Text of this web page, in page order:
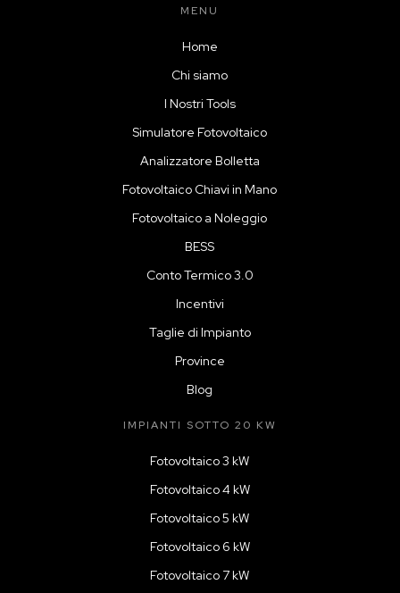
MENU
Home
Chi siamo
I Nostri Tools
Simulatore Fotovoltaico
Analizzatore Bolletta
Fotovoltaico Chiavi in Mano
Fotovoltaico a Noleggio
BESS
Conto Termico 3.0
Incentivi
Taglie di Impianto
Province
Blog
IMPIANTI SOTTO 20 KW
Fotovoltaico 3 kW
Fotovoltaico 4 kW
Fotovoltaico 5 kW
Fotovoltaico 6 kW
Fotovoltaico 7 kW